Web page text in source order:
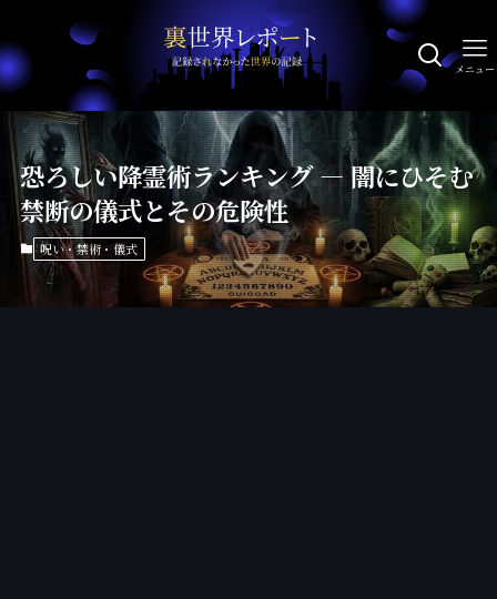
メニュー
恐ろしい降霊術ランキング — 闇にひそむ
禁断の儀式とその危険性
呪い・禁術・儀式